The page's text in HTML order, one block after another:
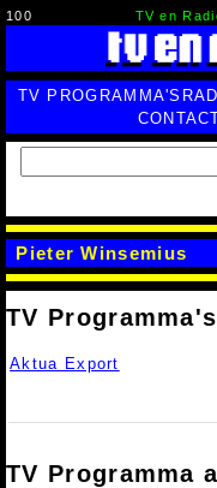
100 TV en
TV PROGRAMMA'S
Pieter Winsemius
TV
Aktua Export
TV Programma